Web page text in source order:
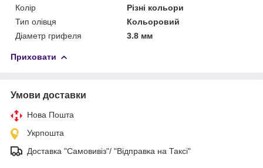
Колір
Різні кольори
Тип олівця
Кольоровий
Діаметр грифеля
3.8 мм
Приховати
Умови доставки
Нова Пошта
Укрпошта
Доставка "Самовивіз"/ "Відправка на Таксі"